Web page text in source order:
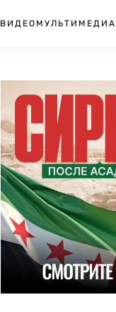
ВИДЕО МУЛЬТИМЕДИА